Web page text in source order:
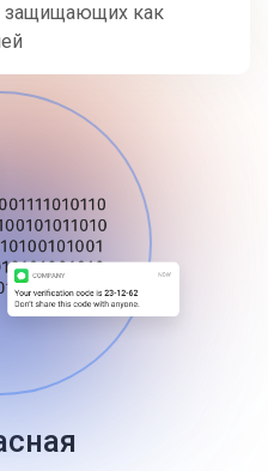
защищающих как